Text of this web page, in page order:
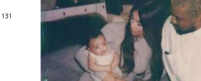
131